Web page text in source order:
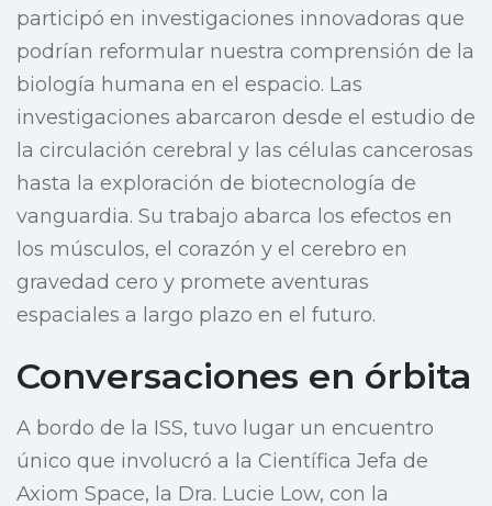
participó en investigaciones innovadoras que
podrían reformular nuestra comprensión de la
biología humana en el espacio. Las
investigaciones abarcaron desde el estudio de
la circulación cerebral y las células cancerosas
hasta la exploración de biotecnología de
vanguardia. Su trabajo abarca los efectos en
los músculos, el corazón y el cerebro en
gravedad cero y promete aventuras
espaciales a largo plazo en el futuro.
Conversaciones en órbita
A bordo de la ISS, tuvo lugar un encuentro
único que involucró a la Científica Jefa de
Axiom Space, la Dra. Lucie Low, con la